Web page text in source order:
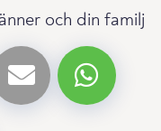
och din familj